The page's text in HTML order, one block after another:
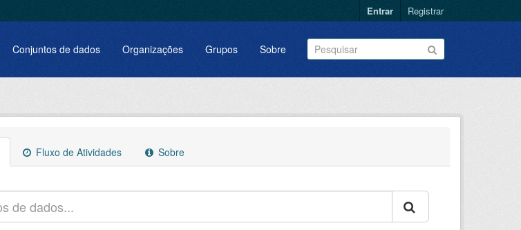
Entrar Registrar
Conjuntos de dados Organizações Grupos Sobre
Fluxo de Atividades Sobre